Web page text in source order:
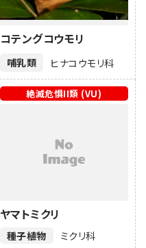
哺乳類
コテングコウモリ
ヒナコウモリ科
種子植物
ヤマトミクリ
ミクリ科
絶滅危惧II類 (VU)